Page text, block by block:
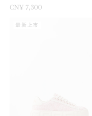
CN¥ 7,300
最新上市